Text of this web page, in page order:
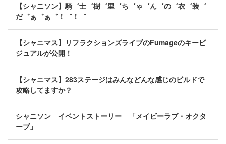
【シャニソン】騎゛士゛樹゛里゛ち゛ゃ゛ん゛の゛衣゛装゛
だ゛ぁ゛ぁ゛！゛！゛
【シャニマス】リフラクションズライブのFumageのキービ
ジュアルが公開！
【シャニマス】283ステージはみんなどんな感じのビルドで
攻略してますか？
シャニソン イベントストーリー 「メイビーラブ・オクタ
ーブ」